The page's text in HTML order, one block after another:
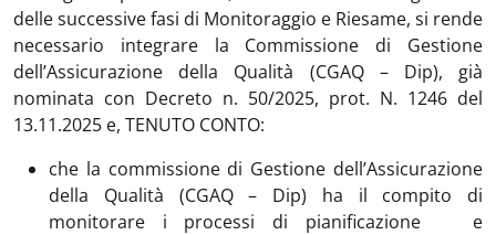
delle successive fasi di Monitoraggio e Riesame, si rende
necessario integrare la Commissione di Gestione
dell’Assicurazione della Qualità (CGAQ – Dip), già
nominata con Decreto n. 50/2025, prot. N. 1246 del
13.11.2025 e, TENUTO CONTO:
che la commissione di Gestione dell’Assicurazione
della Qualità (CGAQ – Dip) ha il compito di
monitorare i processi di pianificazione e